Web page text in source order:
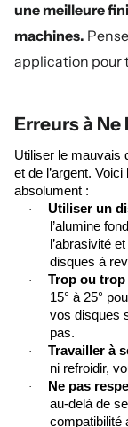
une meilleure
machines.
application pour
Erreurs à
Utiliser le mauvais
et de l’argent.
absolument :
·
Utiliser un
l’alumine
l’abrasivité
disques à
· Trop ou trop
15° à 25°
vos disques
pas.
· Travailler à
ni refroidir,
· Ne pas
au-delà de
compatibilité